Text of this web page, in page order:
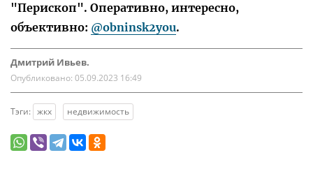
"Перископ". Оперативно, интересно,
объективно: @obninsk2you.
Дмитрий Ивьев.
Опубликовано: 05.09.2023 16:49
Тэги: жкх недвижимость